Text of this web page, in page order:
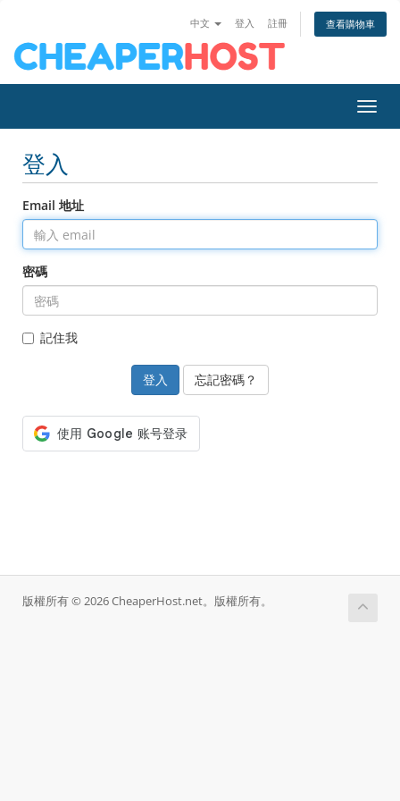
中文 登入 註冊 查看購物車
切換
登入
Email 地址
密碼
記住我
忘記密碼？
版權所有 © 2026 CheaperHost.net。版權所有。